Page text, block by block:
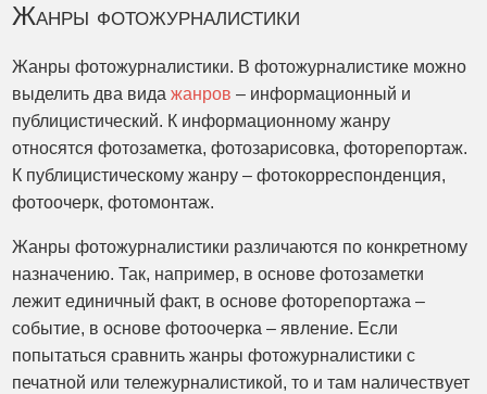
Жанры фотожурналистики
Жанры фотожурналистики. В фотожурналистике можно
выделить два видажанров – информационный и
публицистический. К информационному жанру
относятся фотозаметка, фотозарисовка, фоторепортаж.
К публицистическому жанру – фотокорреспонденция,
фотоочерк, фотомонтаж.
Жанры фотожурналистики различаются по конкретному
назначению. Так, например, в основе фотозаметки
лежит единичный факт, в основе фоторепортажа –
событие, в основе фотоочерка – явление. Если
попытаться сравнить жанры фотожурналистики с
печатной или тележурналистикой, то и там наличествует